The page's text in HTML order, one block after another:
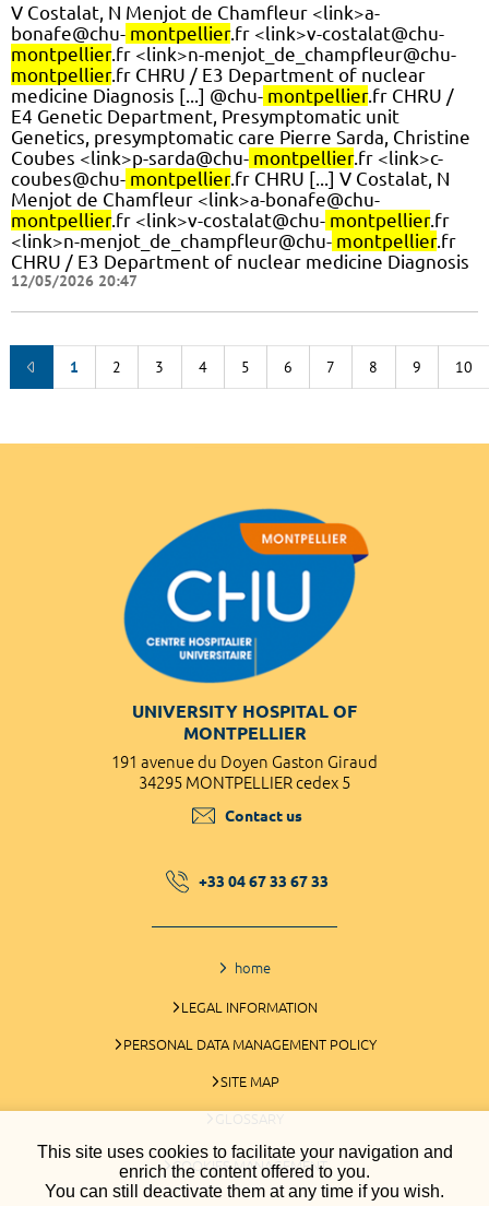
This site uses cookies to facilitate your navigation and
enrich the content offered to you.
You can still deactivate them at any time if you wish.
V Costalat, N Menjot de Chamfleur <link>a-
bonafe@chu- montpellier.fr <link>v-costalat@chu-
montpellier.fr <link>n-menjot_de_champfleur@chu-
montpellier.fr CHRU / E3 Department of nuclear
medicine Diagnosis [...] @chu- montpellier.fr CHRU /
E4 Genetic Department, Presymptomatic unit
Genetics, presymptomatic care Pierre Sarda, Christine
Coubes <link>p-sarda@chu- montpellier.fr <link>c-
coubes@chu- montpellier.fr CHRU [...] V Costalat, N
Menjot de Chamfleur <link>a-bonafe@chu-
montpellier.fr <link>v-costalat@chu- montpellier.fr
<link>n-menjot_de_champfleur@chu- montpellier.fr
CHRU / E3 Department of nuclear medicine Diagnosis
12/05/2026 20:47
1 2 3 4 5 6 7 8 9 10
UNIVERSITY HOSPITAL OF
MONTPELLIER
191 avenue du Doyen Gaston Giraud
34295 MONTPELLIER cedex 5
Contact us
+33 04 67 33 67 33
home
LEGAL INFORMATION
PERSONAL DATA MANAGEMENT POLICY
SITE MAP
GLOSSARY
COOKIES MANAGEMENT